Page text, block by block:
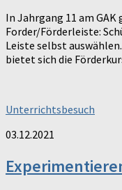
In Jahrgang 11 am
Forder/Förderleiste:
Leiste selbst
bietet sich die
Unterrichtsbesuch
03.12.2021